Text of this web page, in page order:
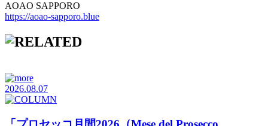
AOAO SAPPORO
https://aoao-sapporo.blue
2026.08.07